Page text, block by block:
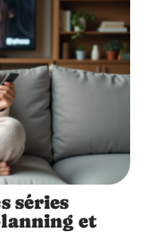
séries
et